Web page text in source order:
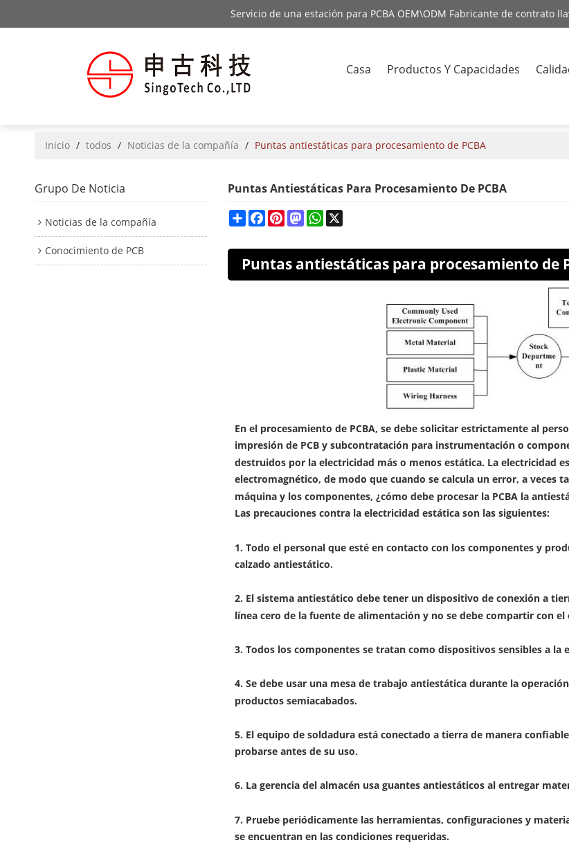
Servicio de una estación para PCBA OEM\ODM Fabricante de contrato
Casa Productos Y Capacidades
Inicio / todos / Noticias de la compañía / Puntas antiestáticas para procesamiento de PCBA
Grupo De Noticia
Noticias de la compañía
Conocimiento de PCB
Puntas Antiestáticas Para Procesamiento De PCBA
ShareFacebook
PinterestMastodonWhatsApp
X
Puntas antiestáticas para procesamiento de
En el procesamiento de PCBA, se debe solicitar estrictamente al
impresión de PCB y subcontratación para instrumentación o
destruidos por la electricidad más o menos estática. La electricidad
electromagnético, de modo que cuando se calcula un error, a veces
máquina y los componentes, ¿cómo debe procesar la PCBA la
Las precauciones contra la electricidad estática son las siguientes:
1. Todo el personal que esté en contacto con los componentes y
calzado antiestático.
2. El sistema antiestático debe tener un dispositivo de conexión a
línea cero de la fuente de alimentación y no se debe compartir con
3. Todos los componentes se tratan como dispositivos sensibles a la
4. Se debe usar una mesa de trabajo antiestática durante la
productos semiacabados.
5. El equipo de soldadura está conectado a tierra de manera
probarse antes de su uso.
6. La gerencia del almacén usa guantes antiestáticos al entregar
7. Pruebe periódicamente las herramientas, configuraciones y
se encuentran en las condiciones requeridas.